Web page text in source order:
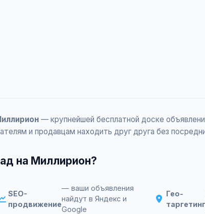
— крупнейшей бесплатной доске
и продавцам находить друг друга без
на Миллирион?
SEO-
продвижение
— ваши объявления
найдут в Яндекс и
Google
Гео-
таргетинг